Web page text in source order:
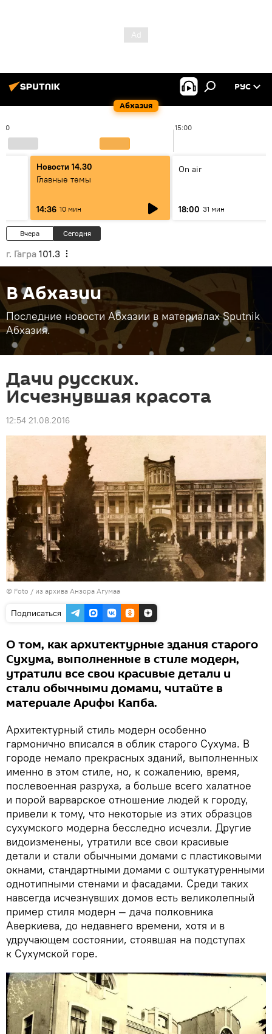
Абхазия
РУС
15:00
Новости 14.30
Главные темы
14:36 10 мин
On air
18:00 31 мин
Вчера Сегодня
г. Гагра 101.3
В Абхазии
Последние новости Абхазии в материалах Sputnik
Абхазия.
Дачи русских.
Исчезнувшая красота
12:54 21.08.2016
© Foto / из архива Анзора Агумаа
Подписаться
О том, как архитектурные здания старого
Сухума, выполненные в стиле модерн,
утратили все свои красивые детали и
стали обычными домами, читайте в
материале Арифы Капба.
Архитектурный стиль модерн особенно
гармонично вписался в облик старого Сухума. В
городе немало прекрасных зданий, выполненных
именно в этом стиле, но, к сожалению, время,
послевоенная разруха, а больше всего халатное
и порой варварское отношение людей к городу,
привели к тому, что некоторые из этих образцов
сухумского модерна бесследно исчезли. Другие
видоизменены, утратили все свои красивые
детали и стали обычными домами с пластиковыми
окнами, стандартными домами с оштукатуренными
однотипными стенами и фасадами. Среди таких
навсегда исчезнувших домов есть великолепный
пример стиля модерн — дача полковника
Аверкиева, до недавнего времени, хотя и в
удручающем состоянии, стоявшая на подступах
к Сухумской горе.